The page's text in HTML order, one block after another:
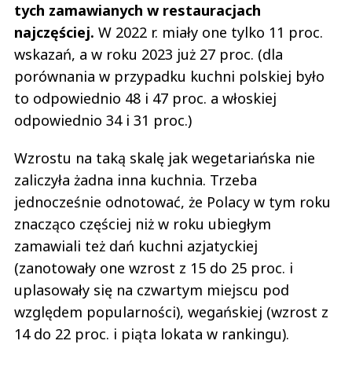
tych zamawianych w restauracjach
najczęściej. W 2022 r. miały one tylko 11 proc.
wskazań, a w roku 2023 już 27 proc. (dla
porównania w przypadku kuchni polskiej było
to odpowiednio 48 i 47 proc. a włoskiej
odpowiednio 34 i 31 proc.)
Wzrostu na taką skalę jak wegetariańska nie
zaliczyła żadna inna kuchnia. Trzeba
jednocześnie odnotować, że Polacy w tym roku
znacząco częściej niż w roku ubiegłym
zamawiali też dań kuchni azjatyckiej
(zanotowały one wzrost z 15 do 25 proc. i
uplasowały się na czwartym miejscu pod
względem popularności), wegańskiej (wzrost z
14 do 22 proc. i piąta lokata w rankingu).